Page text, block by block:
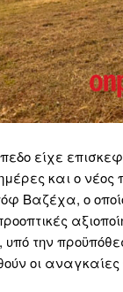
είχε
και ο νέος
Βαζέχα, ο
την
οι